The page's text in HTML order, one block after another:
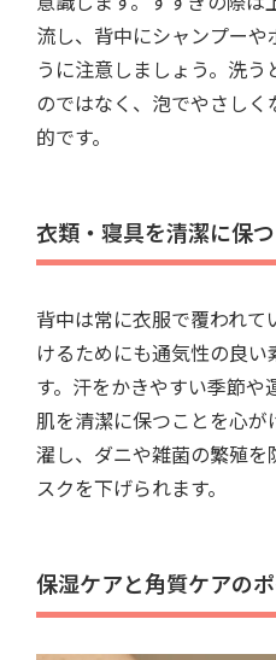
流し、背中にシャンプー
うに注意しましょう。洗
のではなく、泡でやさし
的です。
衣類・寝具を清潔に保
背中は常に衣服で覆われ
けるためにも通気性の良
す。汗をかきやすい季節や
肌を清潔に保つことを心
濯し、ダニや雑菌の繁殖
スクを下げられます。
保湿ケアと角質ケアの